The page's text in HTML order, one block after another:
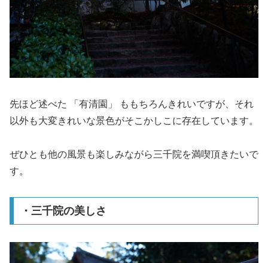
先ほど述べた 「有清園」 ももちろんきれいですが、それ
以外も大変きれいな景色がそこかしこに存在しています。
ぜひとも他の風景も楽しみながら三千院を満喫頂きたいで
す。
・三千院の美しさ